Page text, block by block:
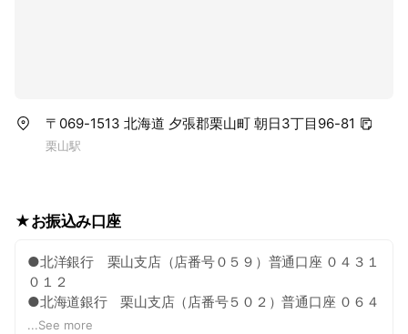
〒069-1513 北海道 夕張郡栗山町 朝日3丁目96-81
栗山駅
★お振込み口座
●北洋銀行 栗山支店（店番号０５９）普通口座 ０４３１
０１２
●北海道銀行 栗山支店（店番号５０２）普通口座 ０６４
４６５４
...See more